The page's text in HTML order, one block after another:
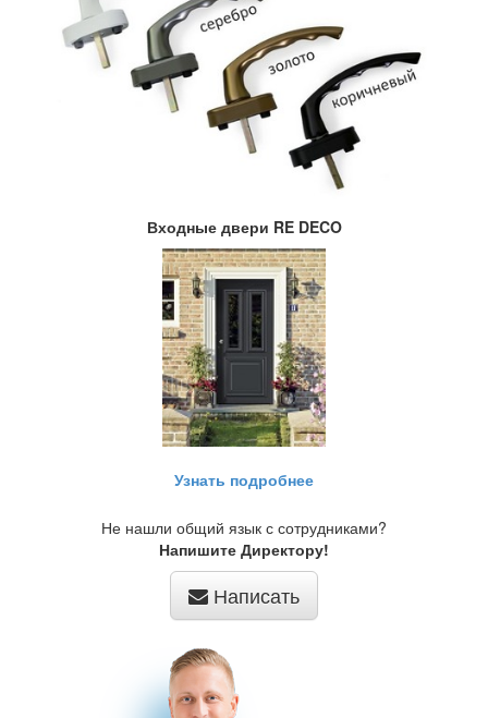
Входные двери RE DECO
Узнать подробнее
Не нашли общий язык с сотрудниками?
Напишите Директору!
Написать